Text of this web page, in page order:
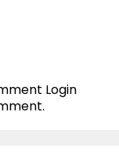
Login